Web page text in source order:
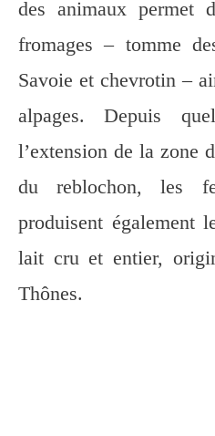
des animaux permet
fromages – tomme
Savoie et chevrotin –
alpages. Depuis
l’extension de la zone
du reblochon, les
produisent également
lait cru et entier,
Thônes.